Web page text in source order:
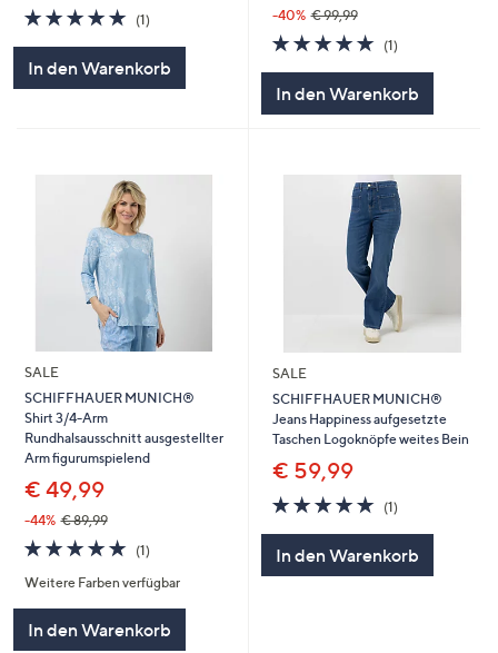
5.0
von
(1)1
In den Warenkorb
-40% € 99,99
5.0
von
(1)1
In den Warenkorb
SALE
SCHIFFHAUER MUNICH®
Shirt 3/4-Arm
Rundhalsausschnitt ausgestellter
Arm figurumspielend
€ 49,99
-44% € 89,99
5.0
von
5
(1)1
Weitere Farben verfügbar
In den Warenkorb
SALE
SCHIFFHAUER MUNICH®
Jeans Happiness aufgesetzte
Taschen Logoknöpfe weites Bein
€ 59,99
5.0
von
(1)1
In den Warenkorb